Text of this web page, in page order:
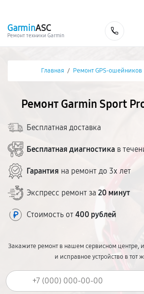
GarminASC
Ремонт техники Garmin
Главная / Ремонт GPS-ошейников
Ремонт Garmin Sport
Бесплатная доставка
Бесплатная диагностика в
Гарантия на ремонт до 3х лет
Экспресс ремонт за 20 минут
Стоимость от 400 рублей
Закажите ремонт в нашем сервисном центре,
и исправное устройство в тот